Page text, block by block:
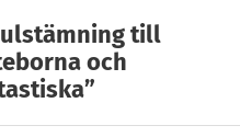
till
och